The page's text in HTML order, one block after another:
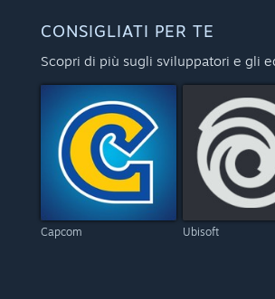
CONSIGLIATI PER TE
Scopri di più sugli sviluppatori e gli
Capcom Ubisoft